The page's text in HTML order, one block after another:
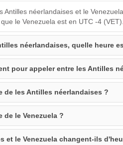
Antilles néerlandaises et le
le Venezuela est en UTC -4
néerlandaises, quelle heure
pour appeler entre les Antilles
de les Antilles néerlandaises ?
de le Venezuela ?
et le Venezuela changent-ils